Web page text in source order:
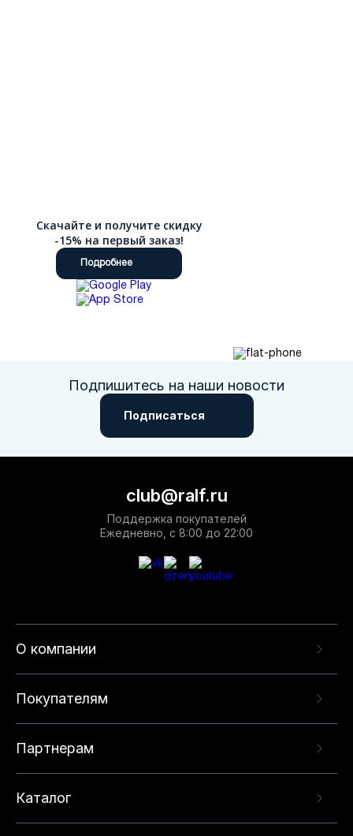
Скачайте и получите скидку
-15% на первый заказ!
Подробнее
Подпишитесь на наши новости
Подписаться
О компании
Покупателям
Партнерам
Каталог
club@ralf.ru
Поддержка покупателей
Ежедневно, с 8:00 до 22:00